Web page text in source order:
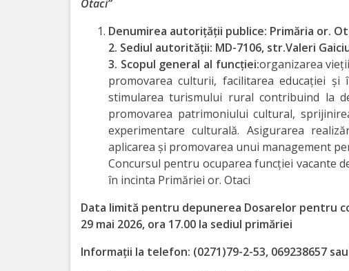
Детский/
«Солнышко».
Otaci”
Denumirea autoriţăţii publice: Primăria or.
2. Sediul autorităţii: MD-7106, str.Valeri
3. Scopul general al funcţiei:organizarea
promovarea culturii, facilitarea educației și
stimularea turismului rural contribuind la
promovarea patrimoniului cultural,
experimentare culturală. Asigurarea
aplicarea și promovarea unui management
Concursul pentru ocuparea funcției vacante
în incinta Primăriei or. Otaci
Data limită pentru depunerea Dosarelor pentru
29 mai 2026, ora 17.00 la sediul primăriei
Informaţii la telefon: (0271)79-2-53, 069238657